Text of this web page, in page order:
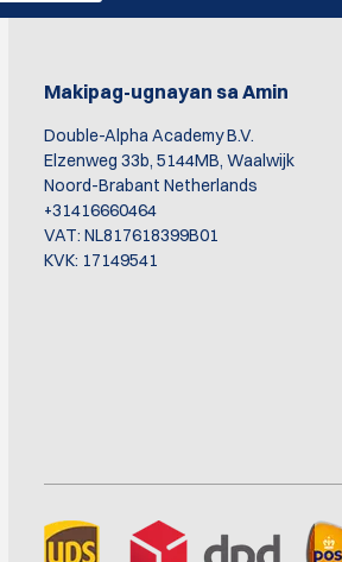
Makipag-ugnayan sa Amin
Double-Alpha Academy B.V.
Elzenweg 33b, 5144MB, Waalwijk
Noord-Brabant Netherlands
+31416660464
VAT: NL817618399B01
KVK: 17149541